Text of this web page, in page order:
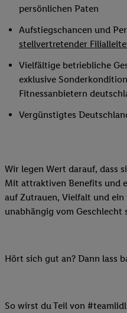
persönlichen Paten
Aufstiegschancen und
stellvertretender
Vielfältige betriebliche
exklusive
Fitnessanbietern
Vergünstigtes
Wir legen Wert darauf, dass
Mit attraktiven Benefits und
auf Zutrauen, Vielfalt und
unabhängig vom Geschlecht
Hört sich gut an? Dann lass
So wirst du Teil von